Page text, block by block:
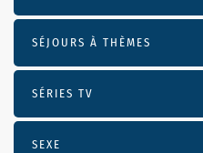
SÉJOURS À THÈMES
SÉRIES TV
SEXE